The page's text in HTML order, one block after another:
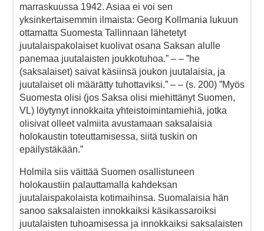
marraskuussa 1942. Asiaa ei voi sen
yksinkertaisemmin ilmaista: Georg Kollmania lukuun
ottamatta Suomesta Tallinnaan lähetetyt
juutalaispakolaiset kuolivat osana Saksan alulle
panemaa juutalaisten joukkotuhoa.” – – ”he
(saksalaiset) saivat käsiinsä joukon juutalaisia, ja
juutalaiset oli määrätty tuhottaviksi.” – – (s. 200) ”Myös
Suomesta olisi (jos Saksa olisi miehittänyt Suomen,
VL) löytynyt innokkaita yhteistoimintamiehiä, jotka
olisivat olleet valmiita avustamaan saksalaisia
holokaustin toteuttamisessa, siitä tuskin on
epäilystäkään.”
Holmila siis väittää Suomen osallistuneen
holokaustiin palauttamalla kahdeksan
juutalaispakolaista kotimaihinsa. Suomalaisia hän
sanoo saksalaisten innokkaiksi käsikassaroiksi
juutalaisten tuhoamisessa ja innokkaiksi saksalaisten